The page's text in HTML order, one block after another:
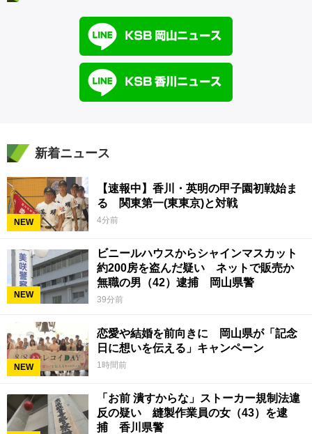
新着ニュース
NEW
【速報中】香川・英明の甲子園初戦始ま
る 関東第一(東東京)と対戦
4分前
NEW
ビニールハウスからシャインマスカット
約200房を盗んだ疑い ネットで販売か
無職の男（42）逮捕 岡山県警
39分前
NEW
恋愛や結婚を前向きに 岡山県が「記念
日に想いを伝える」キャンペーン
1時間前
「お前 潰すからな」ストーカー規制法違
反の疑い 縫製作業員の女（43）を逮
捕 香川県警